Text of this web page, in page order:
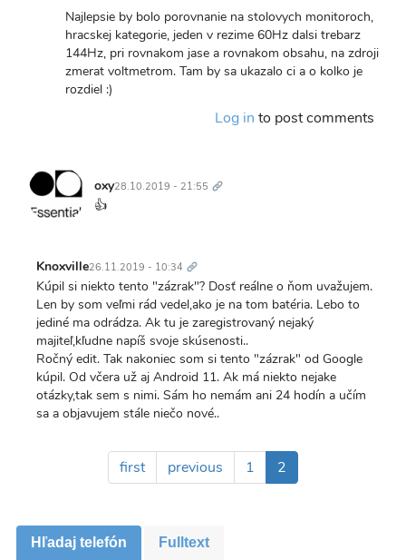
Najlepsie by bolo porovnanie na stolovych monitoroch,
hracskej kategorie, jeden v rezime 60Hz dalsi trebarz
144Hz, pri rovnakom jase a rovnakom obsahu, na zdroji
zmerat voltmetrom. Tam by sa ukazalo ci a o kolko je
rozdiel :)
Log in to post comments
oxy28.10.2019 - 21:55 odkaz
👍
Knoxville26.11.2019 - 10:34 odkaz
Kúpil si niekto tento "zázrak"? Dosť reálne o ňom uvažujem.
Len by som veľmi rád vedel,ako je na tom batéria. Lebo to
jediné ma odrádza. Ak tu je zaregistrovaný nejaký
majiteľ,kľudne napíš svoje skúsenosti..
Ročný edit. Tak nakoniec som si tento "zázrak" od Google
kúpil. Od včera už aj Android 11. Ak má niekto nejake
otázky,tak sem s nimi. Sám ho nemám ani 24 hodín a učím
sa a objavujem stále niečo nové..
First
page
first
Previous
page
previous Page
1
Aktuálna
stránka
2
Hľadaj telefón Fulltext